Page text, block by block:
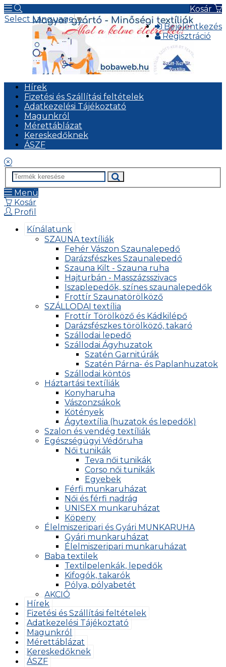
Kosár
Bejelentkezés
Regisztráció
Select Language▼
Hírek
Fizetési és Szállítási feltételek
Adatkezelési Tájékoztató
Magunkról
Mérettáblázat
Kereskedőknek
ÁSZF
Menü
Kosár
Profil
Kínálatunk
SZAUNA textíliák
Fehér Vászon Szaunalepedő
Darázsfészkes Szaunalepedő
Szauna Kilt - Szauna ruha
Hajturbán - Masszázsszivacs
Iszaplepedők, színes szaunalepedők
Frottír Szaunatörölköző
SZÁLLODAI textília
Frottír Törölköző és Kádkilépő
Darázsfészkes törölköző, takaró
Szállodai lepedő
Szállodai Ágyhuzatok
Szatén Garnitúrák
Szatén Párna- és Paplanhuzatok
Szállodai köntös
Háztartási textíliák
Konyharuha
Vászonzsákok
Kötények
Ágytextília (huzatok és lepedők)
Szalon és vendég textíliák
Egészségügyi Védőruha
Női tunikák
Teva női tunikák
Corso női tunikák
Egyebek
Férfi munkaruházat
Női és férfi nadrág
UNISEX munkaruházat
Köpeny
Élelmiszeripari és Gyári MUNKARUHA
Gyári munkaruházat
Élelmiszeripari munkaruházat
Baba textilek
Textilpelenkák, lepedők
Kifogók, takarók
Pólya, pólyabetét
AKCIÓ
Hírek
Fizetési és Szállítási feltételek
Adatkezelési Tájékoztató
Magunkról
Mérettáblázat
Kereskedőknek
ÁSZF